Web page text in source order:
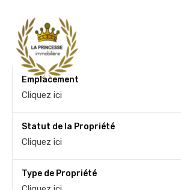
Emplacement
Cliquez ici
Statut de la Propriété
Cliquez ici
Type de Propriété